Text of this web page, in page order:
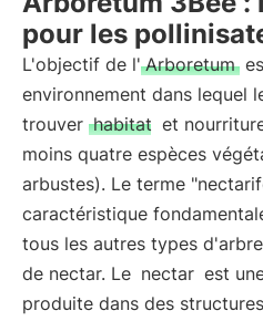
pour les
L'objectif de l' Arboretum
environnement dans lequel
trouver habitat et
moins quatre espèces
arbustes). Le terme
caractéristique
tous les autres types
de nectar. Le nectar est
produite dans des